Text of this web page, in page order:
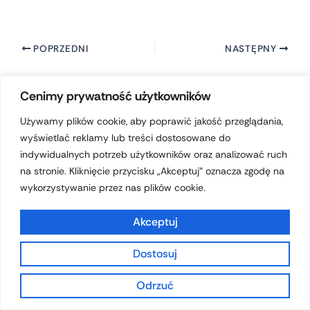
Cenimy prywatność użytkowników
Używamy plików cookie, aby poprawić jakość przeglądania,
wyświetlać reklamy lub treści dostosowane do
indywidualnych potrzeb użytkowników oraz analizować ruch
na stronie. Kliknięcie przycisku „Akceptuj” oznacza zgodę na
wykorzystywanie przez nas plików cookie.
Dostosuj
Odrzuć
Akceptuj
POPRZEDNI NASTĘPNY
Zostaw komentarz
Twój adres email nie zostanie
TUTAJ..